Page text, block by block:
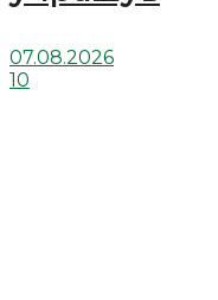
07.08.2026
10